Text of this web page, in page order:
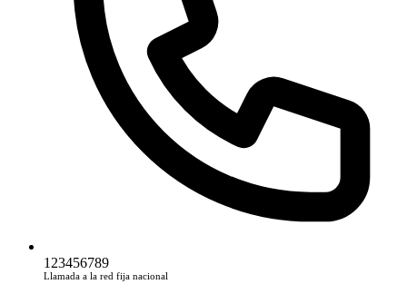
123456789
Llamada a la red fija nacional